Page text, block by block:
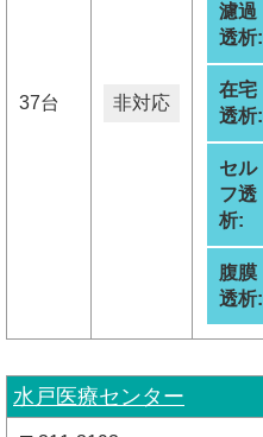
37台 非対応
濾過
透析:
在宅
透析:
セル
フ透
析:
腹膜
透析:
水戸医療センター